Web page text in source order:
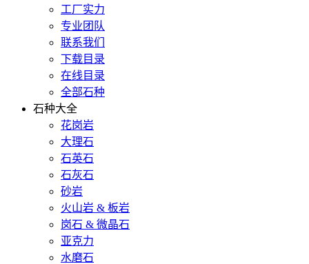
工厂实力
专业团队
联系我们
下载目录
在线目录
全部石种
石种大全
花岗岩
大理石
石英石
石灰石
砂岩
火山岩 & 板岩
岗石 & 微晶石
亚克力
水磨石